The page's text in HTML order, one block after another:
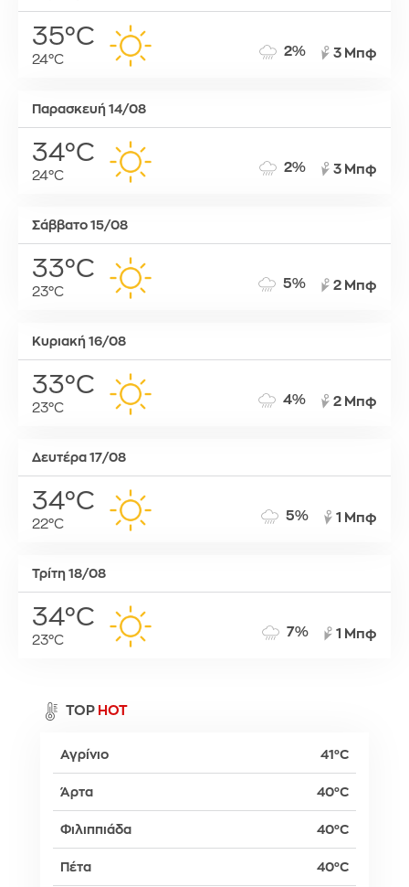
35°C
24°C
2% 3 Μπφ
Παρασκευή 14/08
34°C
24°C
2% 3 Μπφ
Σάββατο 15/08
33°C
23°C
5% 2 Μπφ
Κυριακή 16/08
33°C
23°C
4% 2 Μπφ
Δευτέρα 17/08
34°C
22°C
5% 1 Μπφ
Τρίτη 18/08
34°C
23°C
7% 1 Μπφ
TOP HOT
Αγρίνιο 41°C
Άρτα 40°C
Φιλιππιάδα 40°C
Πέτα 40°C